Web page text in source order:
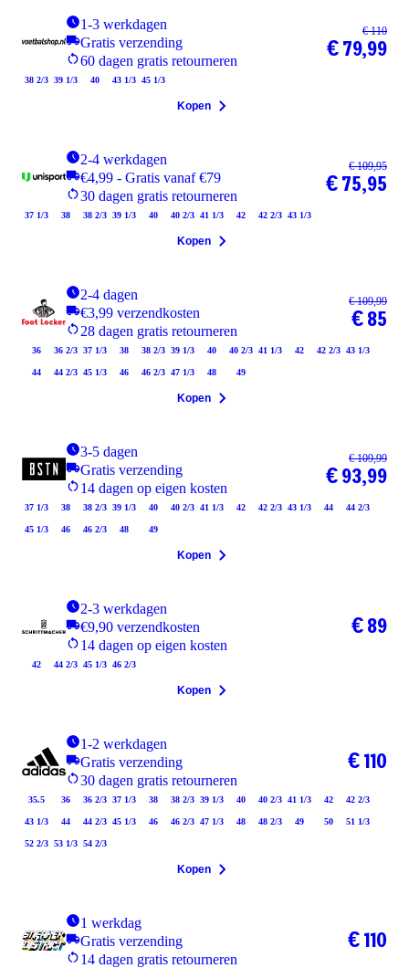
1-3 werkdagen
Gratis verzending
60 dagen gratis retourneren
38 2/3 39 1/3 40 43 1/3 45 1/3
€ 110
€ 79,99
Kopen
2-4 werkdagen
€4,99 - Gratis vanaf €79
30 dagen gratis retourneren
37 1/3 38 38 2/3 39 1/3 40 40 2/3 41 1/3 42 42 2/3 43 1/3
€ 109,95
€ 75,95
Kopen
2-4 dagen
€3,99 verzendkosten
28 dagen gratis retourneren
36 36 2/3 37 1/3 38 38 2/3 39 1/3 40 40 2/3 41 1/3 42 42 2/3 43 1/3
44 44 2/3 45 1/3 46 46 2/3 47 1/3 48 49
€ 109,99
€ 85
Kopen
3-5 dagen
Gratis verzending
14 dagen op eigen kosten
37 1/3 38 38 2/3 39 1/3 40 40 2/3 41 1/3 42 42 2/3 43 1/3 44 44 2/3
45 1/3 46 46 2/3 48 49
€ 109,99
€ 93,99
Kopen
2-3 werkdagen
€9,90 verzendkosten
14 dagen op eigen kosten
42 44 2/3 45 1/3 46 2/3
€ 89
Kopen
1-2 werkdagen
Gratis verzending
30 dagen gratis retourneren
35.5 36 36 2/3 37 1/3 38 38 2/3 39 1/3 40 40 2/3 41 1/3 42 42 2/3
43 1/3 44 44 2/3 45 1/3 46 46 2/3 47 1/3 48 48 2/3 49 50 51 1/3
52 2/3 53 1/3 54 2/3
€ 110
Kopen
1 werkdag
Gratis verzending
14 dagen gratis retourneren
€ 110